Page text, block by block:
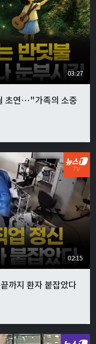
03:27
초연…"가족의 소중
02:15
까지 환자 붙잡았다